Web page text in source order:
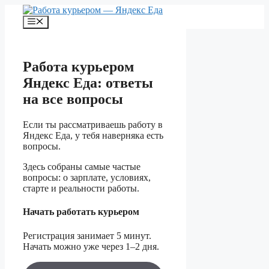
Перейти
содержимому
Меню
Работа курьером
Яндекс Еда: ответы
на все вопросы
Если ты рассматриваешь работу в
Яндекс Еда, у тебя наверняка есть
вопросы.
Здесь собраны самые частые
вопросы: о зарплате, условиях,
старте и реальности работы.
Начать работать курьером
Регистрация занимает 5 минут.
Начать можно уже через 1–2 дня.